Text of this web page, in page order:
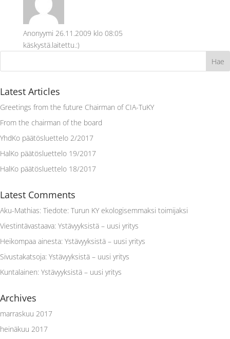
Anonyymi 26.11.2009 klo 08:05
käskystä.laitettu.:)
Latest Articles
Greetings from the future Chairman of CIA-TuKY
From the chairman of the board
YhdKo päätösluettelo 2/2017
HalKo päätösluettelo 19/2017
HalKo päätösluettelo 18/2017
Latest Comments
Aku-Mathias: Tiedote: Turun KY ekologisemmaksi toimijaksi
Viestintävastaava: Ystävyyksistä – uusi yritys
Heikompaa ainesta: Ystävyyksistä – uusi yritys
Sivustakatsoja: Ystävyyksistä – uusi yritys
Kuntalainen: Ystävyyksistä – uusi yritys
Archives
marraskuu 2017
heinäkuu 2017